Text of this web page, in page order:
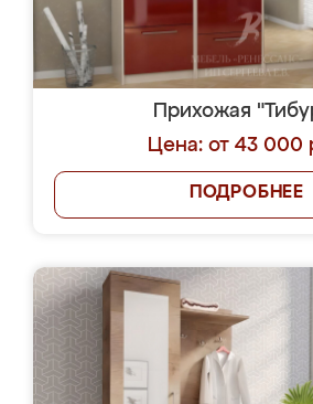
Прихожая
Цена: от 43 000
ПОДРОБНЕЕ